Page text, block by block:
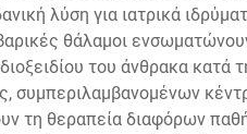
λύση για ιατρικά
θάλαμοι
του άνθρακα κατά
συμπεριλαμβανομένων
τη θεραπεία διαφόρων